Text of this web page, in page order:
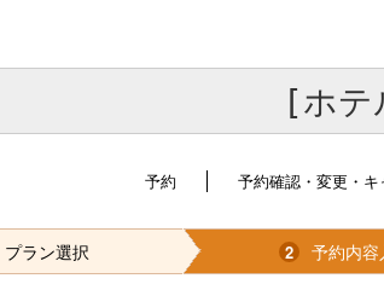
予約 予約確認・変更・キ
プラン選択 2 予約内容